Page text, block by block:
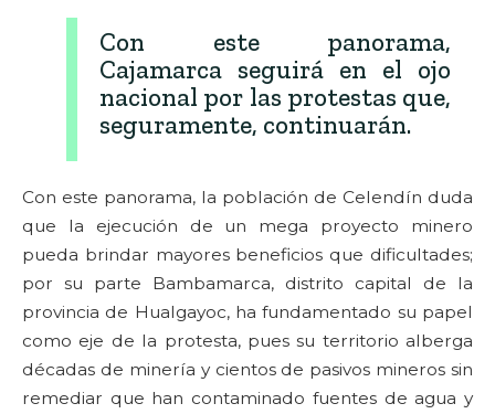
Con este panorama,
Cajamarca seguirá en el ojo
nacional por las protestas que,
seguramente, continuarán.
Con este panorama, la población de Celendín duda
que la ejecución de un mega proyecto minero
pueda brindar mayores beneficios que dificultades;
por su parte Bambamarca, distrito capital de la
provincia de Hualgayoc, ha fundamentado su papel
como eje de la protesta, pues su territorio alberga
décadas de minería y cientos de pasivos mineros sin
remediar que han contaminado fuentes de agua y